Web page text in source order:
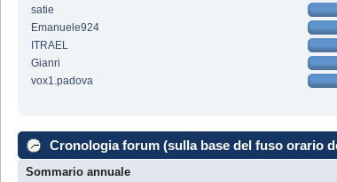
satie
Emanuele924
ITRAEL
Gianri
vox1.padova
Cronologia forum (sulla base del fuso orario
Sommario annuale